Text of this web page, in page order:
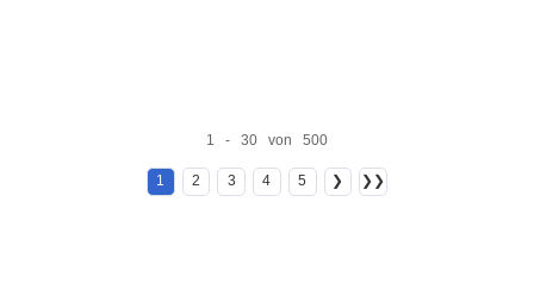
1 - 30 von 500
1 2 3 4 5 ❯ ❯❯